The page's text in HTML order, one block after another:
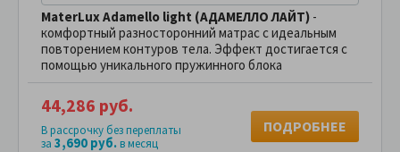
MaterLux Adamello light (АДАМЕЛЛО ЛАЙТ) -
комфортный разносторонний матрас с идеальным
повторением контуров тела. Эффект достигается с
помощью уникального пружинного блока
44,286 руб.
В рассрочку без переплаты
за 3,690 руб.в месяц
ПОДРОБНЕЕ